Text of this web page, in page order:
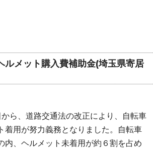
ルメット購入費補助金(埼玉県寄居
ら、道路交通法の改正により、自転車
着用が努力義務となりました。自転車
内、ヘルメット未着用が約６割を占め